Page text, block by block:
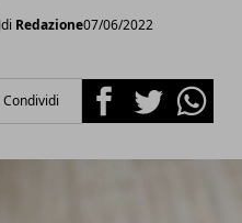
di Redazione07/06/2022
Condividi FacebookTwitterWhatsapp